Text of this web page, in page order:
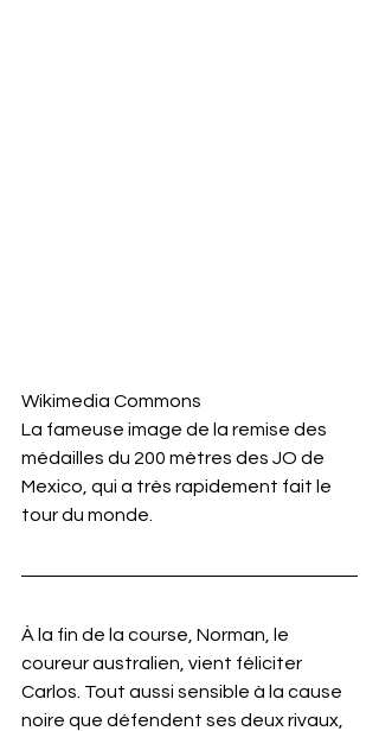
Wikimedia Commons
La fameuse image de la remise des
médailles du 200 mètres des JO de
Mexico, qui a très rapidement fait le
tour du monde.
À la fin de la course, Norman, le
coureur australien, vient féliciter
Carlos. Tout aussi sensible à la cause
noire que défendent ses deux rivaux,